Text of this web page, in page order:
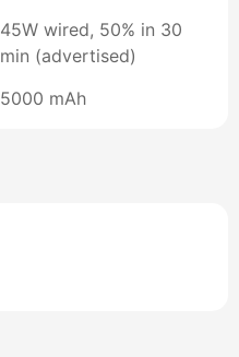
45W wired, 50% in 30
min (advertised)
5000 mAh